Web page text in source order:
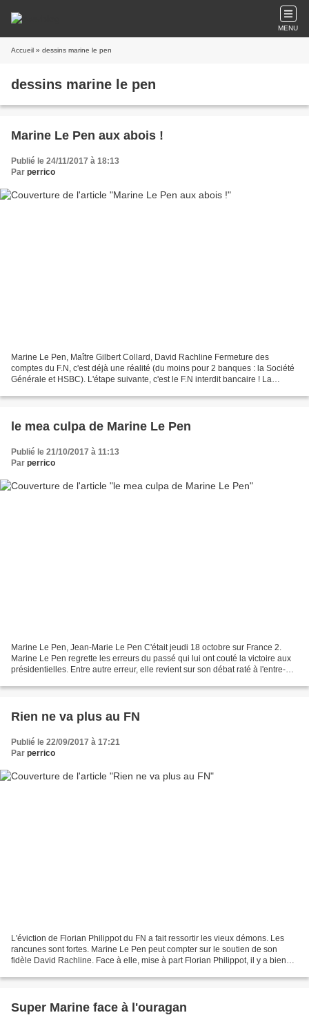
MENU
Accueil » dessins marine le pen
dessins marine le pen
Marine Le Pen aux abois !
Publié le 24/11/2017 à 18:13
Par perrico
Marine Le Pen, Maître Gilbert Collard, David Rachline Fermeture des
comptes du F.N, c'est déjà une réalité (du moins pour 2 banques : la Société
Générale et HSBC). L'étape suivante, c'est le F.N interdit bancaire ! La
le mea culpa de Marine Le Pen
Publié le 21/10/2017 à 11:13
Par perrico
Marine Le Pen, Jean-Marie Le Pen C'était jeudi 18 octobre sur France 2.
Marine Le Pen regrette les erreurs du passé qui lui ont couté la victoire aux
présidentielles. Entre autre erreur, elle revient sur son débat raté à l'entre-
Rien ne va plus au FN
Publié le 22/09/2017 à 17:21
Par perrico
L'éviction de Florian Philippot du FN a fait ressortir les vieux démons. Les
rancunes sont fortes. Marine Le Pen peut compter sur le soutien de son
fidèle David Rachline. Face à elle, mise à part Florian Philippot, il y a bien
Super Marine face à l'ouragan